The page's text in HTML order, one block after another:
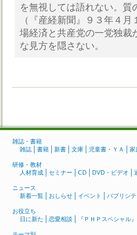
を無視しては語れない。
（『産経新聞』９３年４
場経済と共産党の一党独裁
な見方を隠さない。
雑誌・書籍
雑誌
書籍 新書 文庫 児童書・ＹＡ 家
研修・教材
人材育成
セミナー CD DVD・ビデオ
ニュース
新着一覧
おしらせ イベント パブリシテ
お役立ち
日に新た
恋愛相談 『ＰＨＰスペシャル